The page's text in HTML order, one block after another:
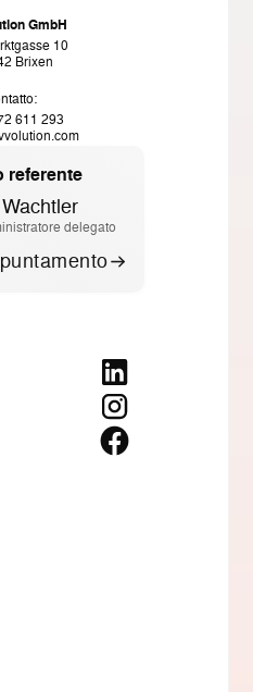
GmbH
10
Brixen
611 293
referente
delegato